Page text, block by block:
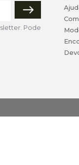
Pode